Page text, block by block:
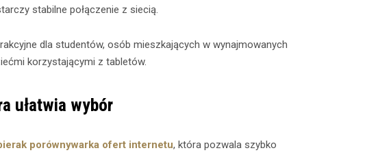
stabilne połączenie z siecią.
dla studentów, osób mieszkających w wynajmowanych
korzystającymi z tabletów.
ułatwia wybór
porównywarka ofert internetu, która pozwala szybko